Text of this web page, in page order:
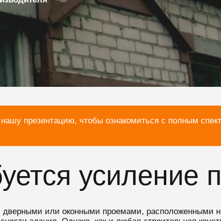
презентацию, чтобы ознакомиться с полным
усиление
или оконными проемами, расположенными